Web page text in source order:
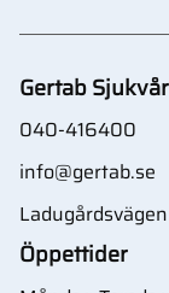
Gertab
040-416400
info@gertab.se
Öppettider